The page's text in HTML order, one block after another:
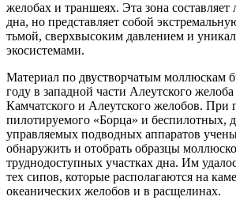
желобах и траншеях. Эта зона
дна, но представляет собой
тьмой, сверхвысоким давлением и
экосистемами.
Материал по двустворчатым моллюскам
году в западной части Алеутского
Камчатского и Алеутского желобов. При
пилотируемого «Борца» и беспилотных,
управляемых подводных аппаратов
обнаружить и отобрать образцы
труднодоступных участках дна. Им
тех сипов, которые располагаются на
океанических желобов и в расщелинах.